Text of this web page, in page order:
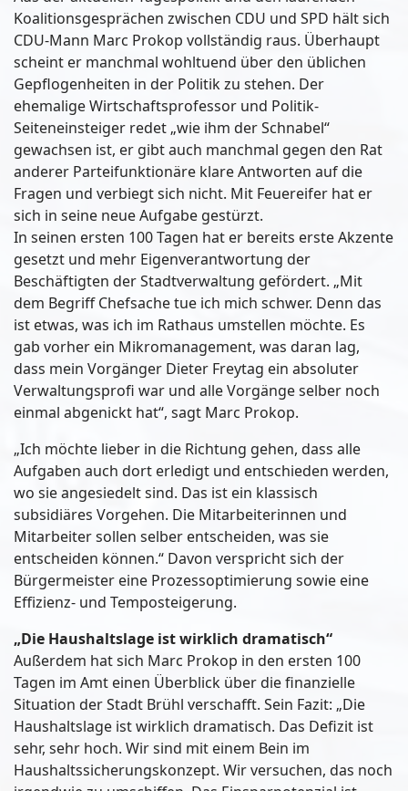
Koalitionsgesprächen zwischen CDU und SPD hält sich
CDU-Mann Marc Prokop vollständig raus. Überhaupt
scheint er manchmal wohltuend über den üblichen
Gepflogenheiten in der Politik zu stehen. Der
ehemalige Wirtschaftsprofessor und Politik-
Seiteneinsteiger redet „wie ihm der Schnabel“
gewachsen ist, er gibt auch manchmal gegen den Rat
anderer Parteifunktionäre klare Antworten auf die
Fragen und verbiegt sich nicht. Mit Feuereifer hat er
sich in seine neue Aufgabe gestürzt.
In seinen ersten 100 Tagen hat er bereits erste Akzente
gesetzt und mehr Eigenverantwortung der
Beschäftigten der Stadtverwaltung gefördert. „Mit
dem Begriff Chefsache tue ich mich schwer. Denn das
ist etwas, was ich im Rathaus umstellen möchte. Es
gab vorher ein Mikromanagement, was daran lag,
dass mein Vorgänger Dieter Freytag ein absoluter
Verwaltungsprofi war und alle Vorgänge selber noch
einmal abgenickt hat“, sagt Marc Prokop.
„Ich möchte lieber in die Richtung gehen, dass alle
Aufgaben auch dort erledigt und entschieden werden,
wo sie angesiedelt sind. Das ist ein klassisch
subsidiäres Vorgehen. Die Mitarbeiterinnen und
Mitarbeiter sollen selber entscheiden, was sie
entscheiden können.“ Davon verspricht sich der
Bürgermeister eine Prozessoptimierung sowie eine
Effizienz- und Temposteigerung.
„Die Haushaltslage ist wirklich dramatisch“
Außerdem hat sich Marc Prokop in den ersten 100
Tagen im Amt einen Überblick über die finanzielle
Situation der Stadt Brühl verschafft. Sein Fazit: „Die
Haushaltslage ist wirklich dramatisch. Das Defizit ist
sehr, sehr hoch. Wir sind mit einem Bein im
Haushaltssicherungskonzept. Wir versuchen, das noch